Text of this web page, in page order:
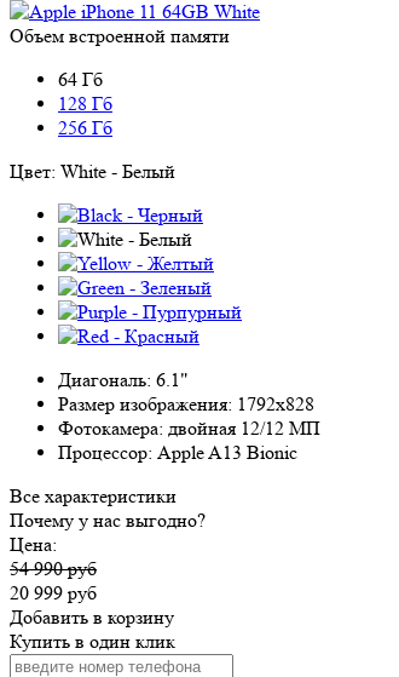
Объем встроенной памяти
64 Гб
128 Гб
256 Гб
Цвет: White - Белый
Диагональ: 6.1"
Размер изображения: 1792x828
Фотокамера: двойная 12/12 МП
Процессор: Apple A13 Bionic
Все характеристики
Почему у нас выгодно?
Цена:
54 990 руб
20 999 руб
Добавить в корзину
Купить в один клик